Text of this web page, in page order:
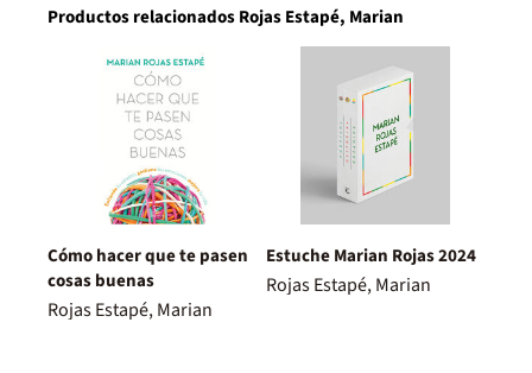
Productos relacionados Rojas Estapé, Marian
Cómo hacer que te pasen
cosas buenas
Rojas Estapé, Marian
Estuche Marian Rojas 2024
Rojas Estapé, Marian